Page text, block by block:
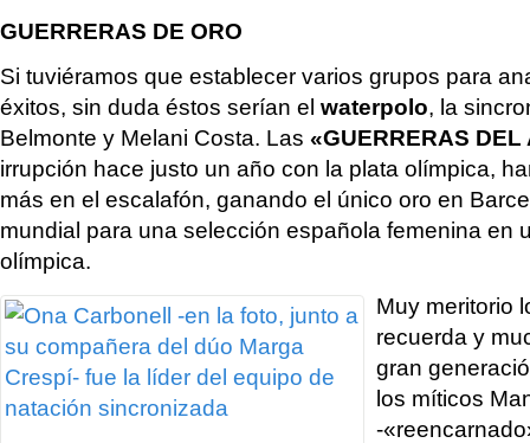
GUERRERAS DE ORO
Si tuviéramos que establecer varios grupos para
éxitos, sin duda éstos serían el waterpolo, la
Belmonte y Melani Costa. Las «GUERRERAS DEL
irrupción hace justo un año con la plata olímpica,
más en el escalafón, ganando el único oro en
mundial para una selección española femenina en
olímpica.
Muy meritorio
recuerda y
gran
los míticos
-